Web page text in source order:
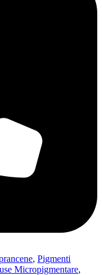
, Pigmenti
Micropigmentare,